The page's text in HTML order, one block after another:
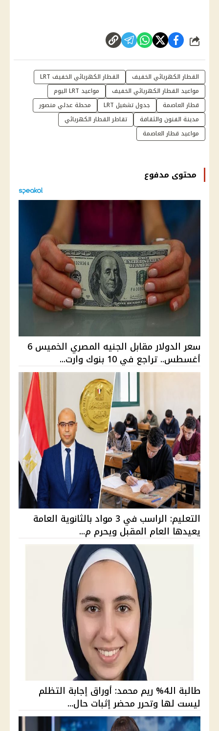
شارك
القطار الكهربائي الخفيف
القطار الكهربائي الخفيف LRT
مواعيد القطار الكهربائي الخفيف
مواعيد LRT اليوم
قطار العاصمة
جدول تشغيل LRT
محطة عدلي منصور
مدينة الفنون والثقافة
تقاطر القطار الكهربائي
مواعيد قطار العاصمة
محتوى مدفوع
سعر الدولار مقابل الجنيه المصري الخميس 6
أغسطس.. تراجع في 10 بنوك وارت...
التعليم: الراسب في 3 مواد بالثانوية العامة
يعيدها العام المقبل ويحرم م...
طالبة الـ4% ريم محمد: أوراق إجابة التظلم
ليست لها وتحرر محضر إثبات حال...